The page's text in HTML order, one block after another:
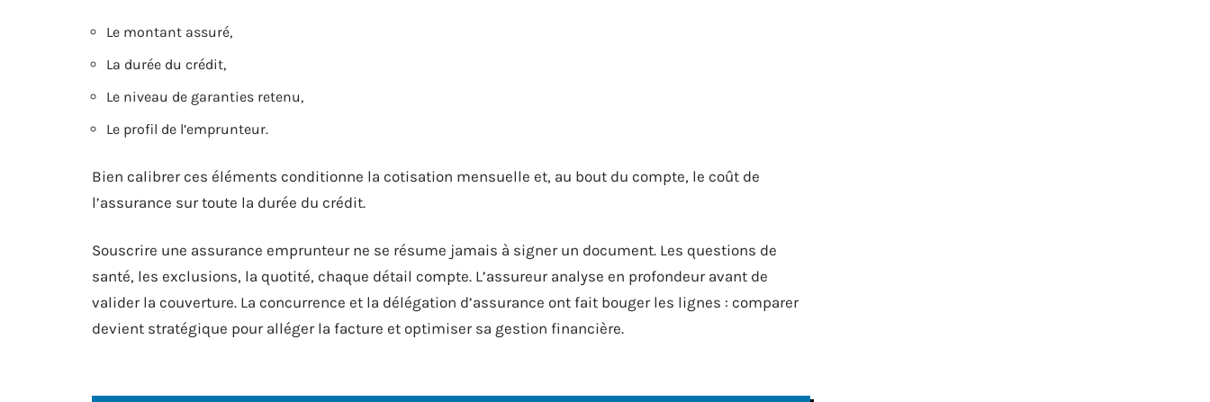
Le montant assuré,
La durée du crédit,
Le niveau de garanties retenu,
Le profil de l’emprunteur.
Bien calibrer ces éléments conditionne la cotisation mensuelle et, au bout du compte, le coût de
l’assurance sur toute la durée du crédit.
Souscrire une assurance emprunteur ne se résume jamais à signer un document. Les questions de
santé, les exclusions, la quotité, chaque détail compte. L’assureur analyse en profondeur avant de
valider la couverture. La concurrence et la délégation d’assurance ont fait bouger les lignes : comparer
devient stratégique pour alléger la facture et optimiser sa gestion financière.